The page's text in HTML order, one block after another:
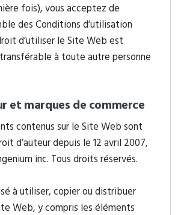
fois), vous acceptez de
des Conditions d’utilisation
d’utiliser le Site Web est
à toute autre personne
et marques de commerce
contenus sur le Site Web sont
d’auteur depuis le 12 avril 2007,
inc. Tous droits réservés.
à utiliser, copier ou distribuer
Web, y compris les éléments